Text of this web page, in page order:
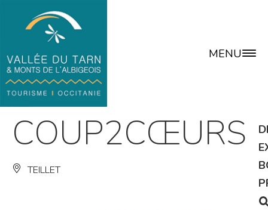
MENU
COUP2CŒURS
TEILLET